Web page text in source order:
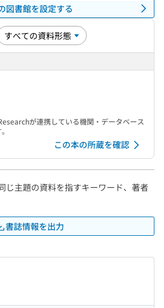
図書館を設定する
が連携している機関・データベース
この本の所蔵を確認
じ主題の資料を指すキーワード、著者
書誌情報を出力